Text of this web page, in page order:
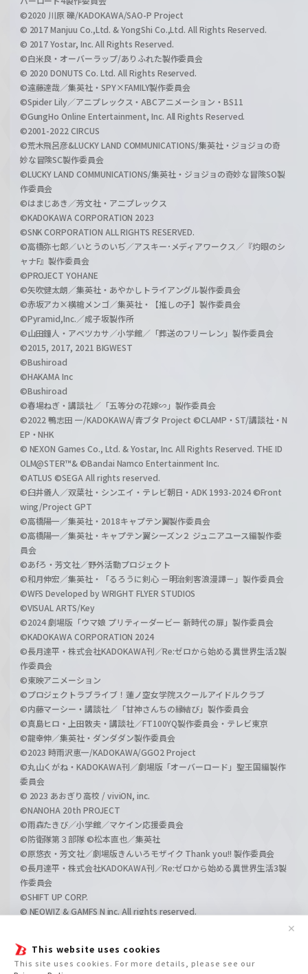
This website uses cookies
This site uses cookies. For more details, please see our
✕
©2020 川原 礫/KADOKAWA/SAO-P Project
© 2017 Manjuu Co.,Ltd. & YongShi Co.,Ltd. All Rights Reserved.
© 2017 Yostar, Inc. All Rights Reserved.
©白米良・オーバーラップ/ありふれた製作委員会
© 2020 DONUTS Co. Ltd. All Rights Reserved.
©遠藤達哉／集英社・SPY×FAMILY製作委員会
©Spider Lily／アニプレックス・ABCアニメーション・BS11
©GungHo Online Entertainment, Inc. All Rights Reserved.
©2001-2022 CIRCUS
©荒木飛呂彦&LUCKY LAND COMMUNICATIONS/集英社・ジョジョの奇
妙な冒険SC製作委員会
©LUCKY LAND COMMUNICATIONS/集英社・ジョジョの奇妙な冒険SO製
作委員会
©はまじあき／芳文社・アニプレックス
©KADOKAWA CORPORATION 2023
©SNK CORPORATION ALL RIGHTS RESERVED.
©高橋弥七郎／いとうのいぢ／アスキー･メディアワークス／『灼眼のシ
ャナF』製作委員会
©PROJECT YOHANE
©矢吹健太朗／集英社・あやかしトライアングル製作委員会
©赤坂アカ×横槍メンゴ／集英社・【推しの子】製作委員会
©Pyramid,Inc.／成子坂製作所
©山田鐘人・アベツカサ／小学館／「葬送のフリーレン」製作委員会
©2015, 2017, 2021 BIGWEST
©Bushiroad
©HAKAMA Inc
©Bushiroad
©春場ねぎ・講談社／「五等分の花嫁∽」製作委員会
©2022 鴨志田 一/KADOKAWA/青ブタ Project ©CLAMP・ST/講談社・N
EP・NHK
© NEXON Games Co., Ltd. & Yostar, Inc. All Rights Reserved. THE ID
OLM@STER™& ©Bandai Namco Entertainment Inc.
©ATLUS ©SEGA All rights reserved.
©臼井儀人／双葉社・シンエイ・テレビ朝日・ADK 1993-2024 ©Front
wing/Project GPT
©高橋陽一／集英社・2018キャプテン翼製作委員会
©高橋陽一／集英社・キャプテン翼シーズン２ ジュニアユース編製作委
員会
©あfろ・芳文社／野外活動プロジェクト
©和月伸宏／集英社・「るろうに剣心 －明治剣客浪漫譚－」製作委員会
©WFS Developed by WRIGHT FLYER STUDIOS
©VISUAL ARTS/Key
©2024 劇場版「ウマ娘 プリティーダービー 新時代の扉」製作委員会
©KADOKAWA CORPORATION 2024
©長月達平・株式会社KADOKAWA刊／Re:ゼロから始める異世界生活2製
作委員会
©東映アニメーション
©プロジェクトラブライブ！蓮ノ空女学院スクールアイドルクラブ
©内藤マーシー・講談社／「甘神さんちの縁結び」製作委員会
©真島ヒロ・上田敦夫・講談社／FT100YQ製作委員会・テレビ東京
©龍幸伸／集英社・ダンダダン製作委員会
©2023 時雨沢恵一/KADOKAWA/GGO2 Project
©丸山くがね・KADOKAWA刊／劇場版「オーバーロード」聖王国編製作
委員会
© 2023 あおぎり高校 / viviON, inc.
©NANOHA 20th PROJECT
©雨森たきび／小学館／マケイン応援委員会
©防衛隊第３部隊 ©松本直也／集英社
©原悠衣・芳文社／劇場版きんいろモザイク Thank you!! 製作委員会
©長月達平・株式会社KADOKAWA刊／Re:ゼロから始める異世界生活3製
作委員会
©SHIFT UP CORP.
© NEOWIZ & GAMFS N inc. All rights reserved.
©GIRLS und PANZER Film Projekt
©GIRLS und PANZER Finale Projekt